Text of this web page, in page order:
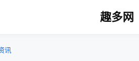
趣多网
讯